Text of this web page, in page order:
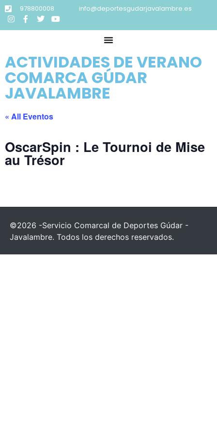
978800008 info@deportesgudarjavalambre.es
ACTIVIDADES DE VERANO
COMARCA GÚDAR
JAVALAMBRE
« All Eventos
OscarSpin : Le Tournoi de Mise
au Trésor
©2026 -Servicio Comarcal de Deportes Gúdar -
Javalambre. Todos los derechos reservados.